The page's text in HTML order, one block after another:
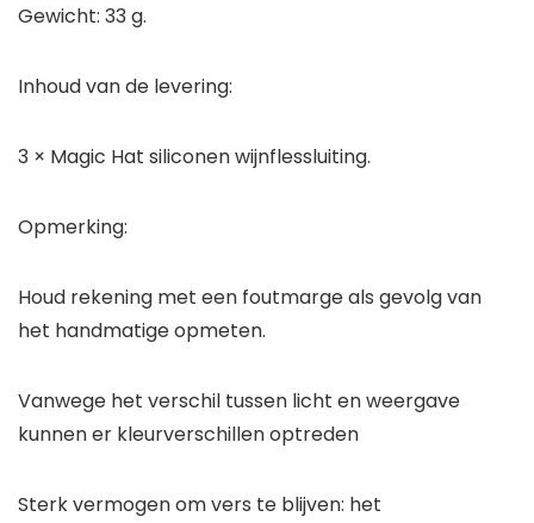
Gewicht: 33 g.
Inhoud van de levering:
3 × Magic Hat siliconen wijnflessluiting.
Opmerking:
Houd rekening met een foutmarge als gevolg van
het handmatige opmeten.
Vanwege het verschil tussen licht en weergave
kunnen er kleurverschillen optreden
Sterk vermogen om vers te blijven: het